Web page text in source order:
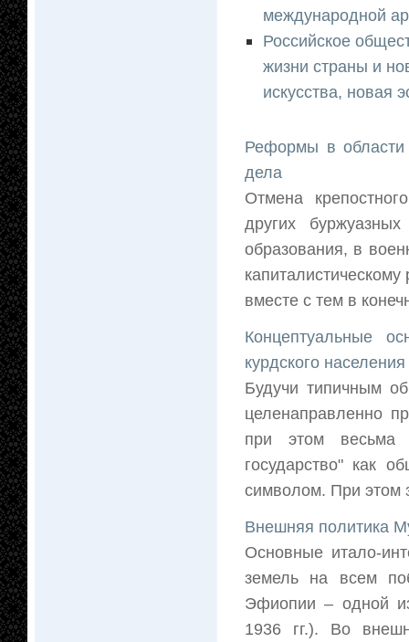
международной
Российское
жизни страны и
искусства, новая
Реформы в области
дела
Отмена
других
образования, в
вместе с тем в
Концептуальные
курдского населения
Будучи типичным
целенаправленно
при этом весьма
государство" как
символом. При этом
Внешняя политика
Основные итало-
земель на всем
Эфиопии – одной
1936 гг.). Во